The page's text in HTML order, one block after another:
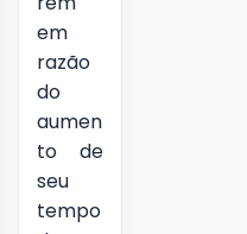
em
razão
do
aumen
to de
seu
tempo